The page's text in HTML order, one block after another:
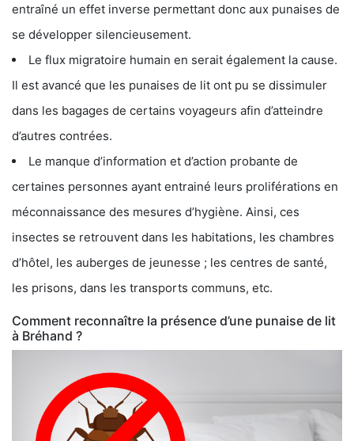
entraîné un effet inverse permettant donc aux punaises de
se développer silencieusement.
Le flux migratoire humain en serait également la cause.
Il est avancé que les punaises de lit ont pu se dissimuler
dans les bagages de certains voyageurs afin d’atteindre
d’autres contrées.
Le manque d’information et d’action probante de
certaines personnes ayant entrainé leurs proliférations en
méconnaissance des mesures d’hygiène. Ainsi, ces
insectes se retrouvent dans les habitations, les chambres
d’hôtel, les auberges de jeunesse ; les centres de santé,
les prisons, dans les transports communs, etc.
Comment reconnaître la présence d’une punaise de lit
à Bréhand ?